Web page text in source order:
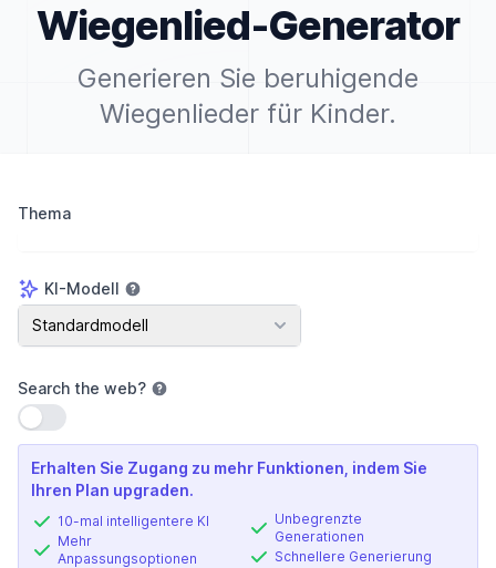
Wiegenlied-Generator
Generieren Sie beruhigende
Wiegenlieder für Kinder.
Thema
KI-Modell
KI-Modell
Standardmodell
Search the web?
Einstellung verwenden
Erhalten Sie Zugang zu mehr Funktionen, indem Sie
Ihren Plan upgraden.
10-mal intelligentere KI
Mehr
Anpassungsoptionen
Unbegrenzte
Generationen
Schnellere Generierung